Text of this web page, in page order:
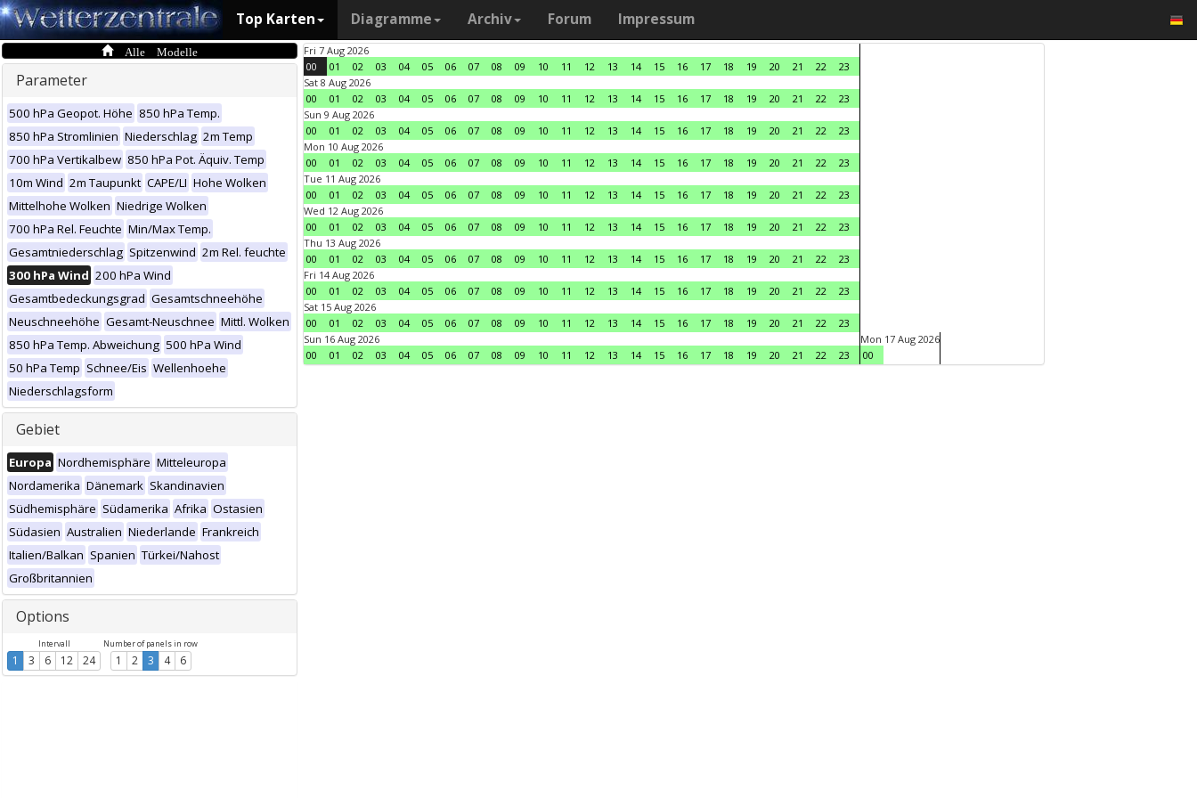
Top Karten Diagramme Archiv Forum Impressum
Alle Modelle
Parameter
500 hPa Geopot. Höhe 850 hPa Temp.
850 hPa Stromlinien Niederschlag 2m Temp
700 hPa Vertikalbew 850 hPa Pot. Äquiv. Temp
10m Wind 2m Taupunkt CAPE/LI Hohe Wolken
Mittelhohe Wolken Niedrige Wolken
700 hPa Rel. Feuchte Min/Max Temp.
Gesamtniederschlag Spitzenwind 2m Rel. feuchte
300 hPa Wind 200 hPa Wind
Gesamtbedeckungsgrad Gesamtschneehöhe
Neuschneehöhe Gesamt-Neuschnee Mittl. Wolken
850 hPa Temp. Abweichung 500 hPa Wind
50 hPa Temp Schnee/Eis Wellenhoehe
Niederschlagsform
Gebiet
Europa Nordhemisphäre Mitteleuropa
Nordamerika Dänemark Skandinavien
Südhemisphäre Südamerika Afrika Ostasien
Südasien Australien Niederlande Frankreich
Italien/Balkan Spanien Türkei/Nahost
Großbritannien
Options
Intervall
1 3 6 12 24
Number of panels in row
1 2 3 4 6
Fri 7 Aug 2026
00
01 02 03 04 05 06 07 08 09 10 11 12 13 14 15 16 17 18 19 20 21 22
23
Sat 8 Aug 2026
00
01 02 03 04 05 06 07 08 09 10 11 12 13 14 15 16 17 18 19 20 21 22
23
Sun 9 Aug 2026
00
01 02 03 04 05 06 07 08 09 10 11 12 13 14 15 16 17 18 19 20 21 22
23
Mon 10 Aug 2026
00
01 02 03 04 05 06 07 08 09 10 11 12 13 14 15 16 17 18 19 20 21 22
23
Tue 11 Aug 2026
00
01 02 03 04 05 06 07 08 09 10 11 12 13 14 15 16 17 18 19 20 21 22
23
Wed 12 Aug 2026
00
01 02 03 04 05 06 07 08 09 10 11 12 13 14 15 16 17 18 19 20 21 22
23
Thu 13 Aug 2026
00
01 02 03 04 05 06 07 08 09 10 11 12 13 14 15 16 17 18 19 20 21 22
23
Fri 14 Aug 2026
00
01 02 03 04 05 06 07 08 09 10 11 12 13 14 15 16 17 18 19 20 21 22
23
Sat 15 Aug 2026
00
01 02 03 04 05 06 07 08 09 10 11 12 13 14 15 16 17 18 19 20 21 22
23
Sun 16 Aug 2026
00
01 02 03 04 05 06 07 08 09 10 11 12 13 14 15 16 17 18 19 20 21 22 23
Mon 17 Aug 2026
00